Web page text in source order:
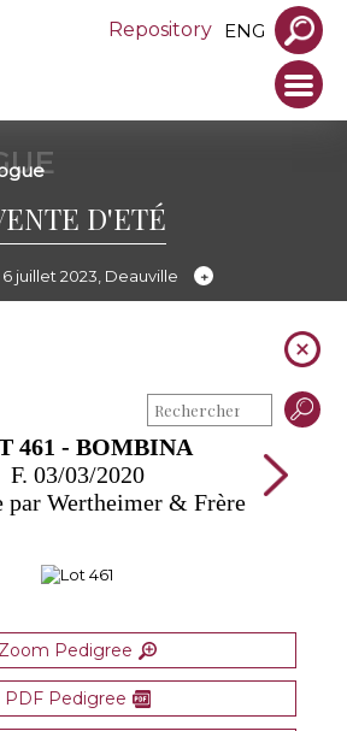
Repository ENG
D'ETÉ
6 juillet 2023, Deauville
461 - BOMBINA
F. 03/03/2020
par Wertheimer & Frère
Zoom Pedigree
PDF Pedigree